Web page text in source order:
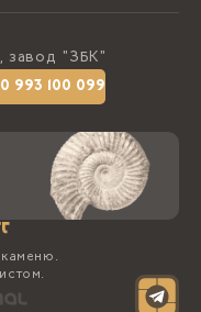
завод "ЗБК"
993 100 099